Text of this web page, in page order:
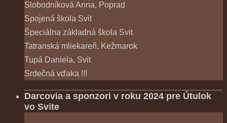
Slobodníková Anna, Poprad
Spojená škola Svit
Špeciálna základná škola Svit
Tatranská mliekareň, Kežmarok
Tupá Daniela, Svit
Srdečná vďaka !!!
Darcovia a sponzori v roku 2024 pre Útulok
vo Svite